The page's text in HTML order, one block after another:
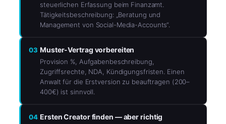
steuerlichen Erfassung beim Finanzamt.
Tätigkeitsbeschreibung: „Beratung und
Management von Social-Media-Accounts“.
03 Muster-Vertrag vorbereiten
Provision %, Aufgabenbeschreibung,
Zugriffsrechte, NDA, Kündigungsfristen. Einen
Anwalt für die Erstversion zu beauftragen (200–
400€) ist sinnvoll.
04 Ersten Creator finden — aber richtig